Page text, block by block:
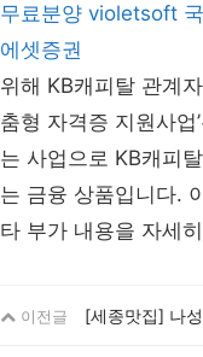
무료분양 violetsoft
에셋증권
위해 KB캐피탈 관계
춤형 자격증 지원사
는 사업으로 KB캐피
는 금융 상품입니다.
타 부가 내용을 자세히
이전글 [세종맛집] 나